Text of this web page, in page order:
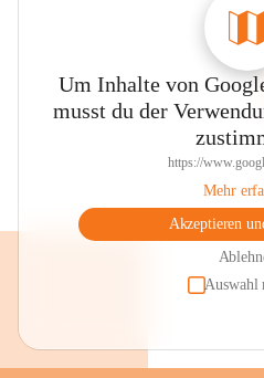
Um Inhalte von
musst du der
https://
Mehr
Akzeptieren
Auswahl